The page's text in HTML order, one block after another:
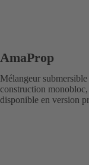
AmaProp
Mélangeur
construction
disponible en version